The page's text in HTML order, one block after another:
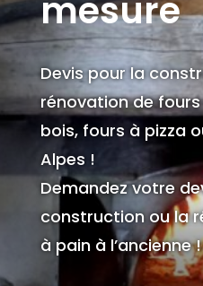
mesure
Devis pour la
rénovation de
bois, fours à pizza
Alpes !
Demandez votre
construction ou la
à pain à l’ancienne !